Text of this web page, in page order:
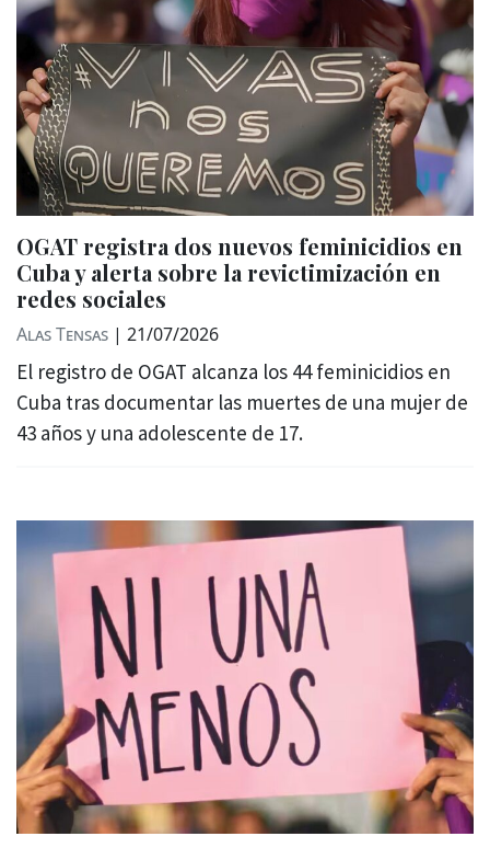
OGAT registra dos nuevos feminicidios en
Cuba y alerta sobre la revictimización en
redes sociales
Alas Tensas | 21/07/2026
El registro de OGAT alcanza los 44 feminicidios en
Cuba tras documentar las muertes de una mujer de
43 años y una adolescente de 17.